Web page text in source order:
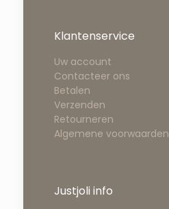
Klantenservice
Uw account
Contacteer ons
Betalen
Verzenden
Retourneren
Algemene voorwaarden
Justjoli info